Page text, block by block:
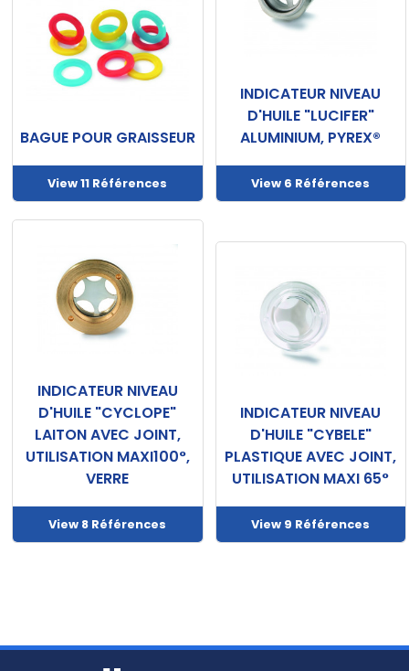
BAGUE POUR GRAISSEUR
View 11 Références
INDICATEUR NIVEAU
D'HUILE "LUCIFER"
ALUMINIUM, PYREX®
View 6 Références
INDICATEUR NIVEAU
D'HUILE "CYCLOPE"
LAITON AVEC JOINT,
UTILISATION MAXI100°,
VERRE
View 8 Références
INDICATEUR NIVEAU
D'HUILE "CYBELE"
PLASTIQUE AVEC JOINT,
UTILISATION MAXI 65°
View 9 Références